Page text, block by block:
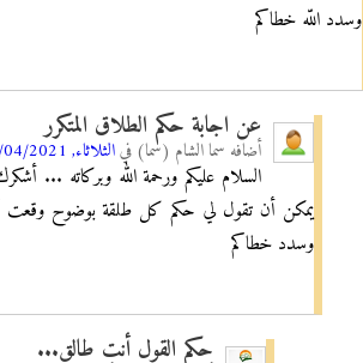
وسدد اللّه خطاكم
عن اجابة حكم الطلاق المتكرر
أضافه سما الشام (سما) فيالثلاثاء, 06/04/2021 - 10:24
السلام عليكم ورحمة الله وبركاته ...
يمكن أن تقول لي حكم كل طلقة بوضوح وقعت
وسدد خطاكم
حكم القول أنت طالق...